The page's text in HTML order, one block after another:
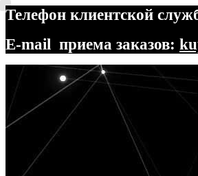
Телефон клиентской
E-mail приема заказов:
Перейти
навигации
Перейти
содержимому